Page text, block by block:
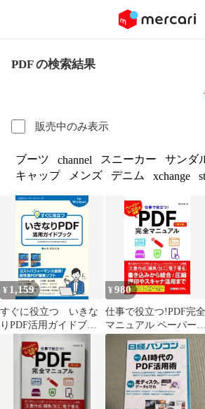
PDF の検索結果
販売中のみ表示
ブーツ channel スニーカー サンダ
キャップ
メンズ デニム xchange
¥ 1,159
すぐに役立つ いきな
りPDF活用ガイドブッ
ク（単行本（ソフトカ
バー））
¥980
仕事で役立つ!PDF完全
マニュアル ペーパーレ
ス化を促進／桑名由美